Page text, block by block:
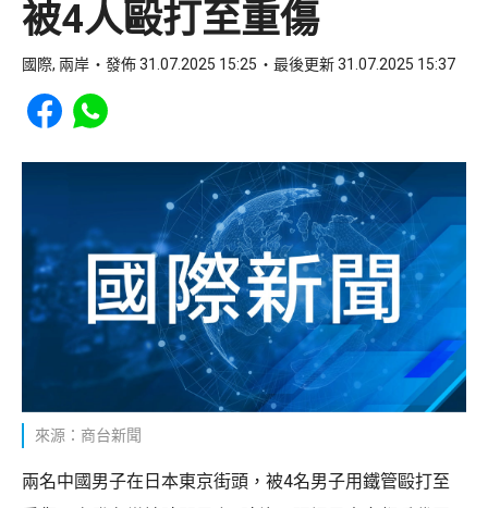
被4人毆打至重傷
國際, 兩岸 發佈 31.07.2025 15:25 最後更新 31.07.2025 15:37
Share to Facebook
Share to WhatsApp
來源：商台新聞
兩名中國男子在日本東京街頭，被4名男子用鐵管毆打至